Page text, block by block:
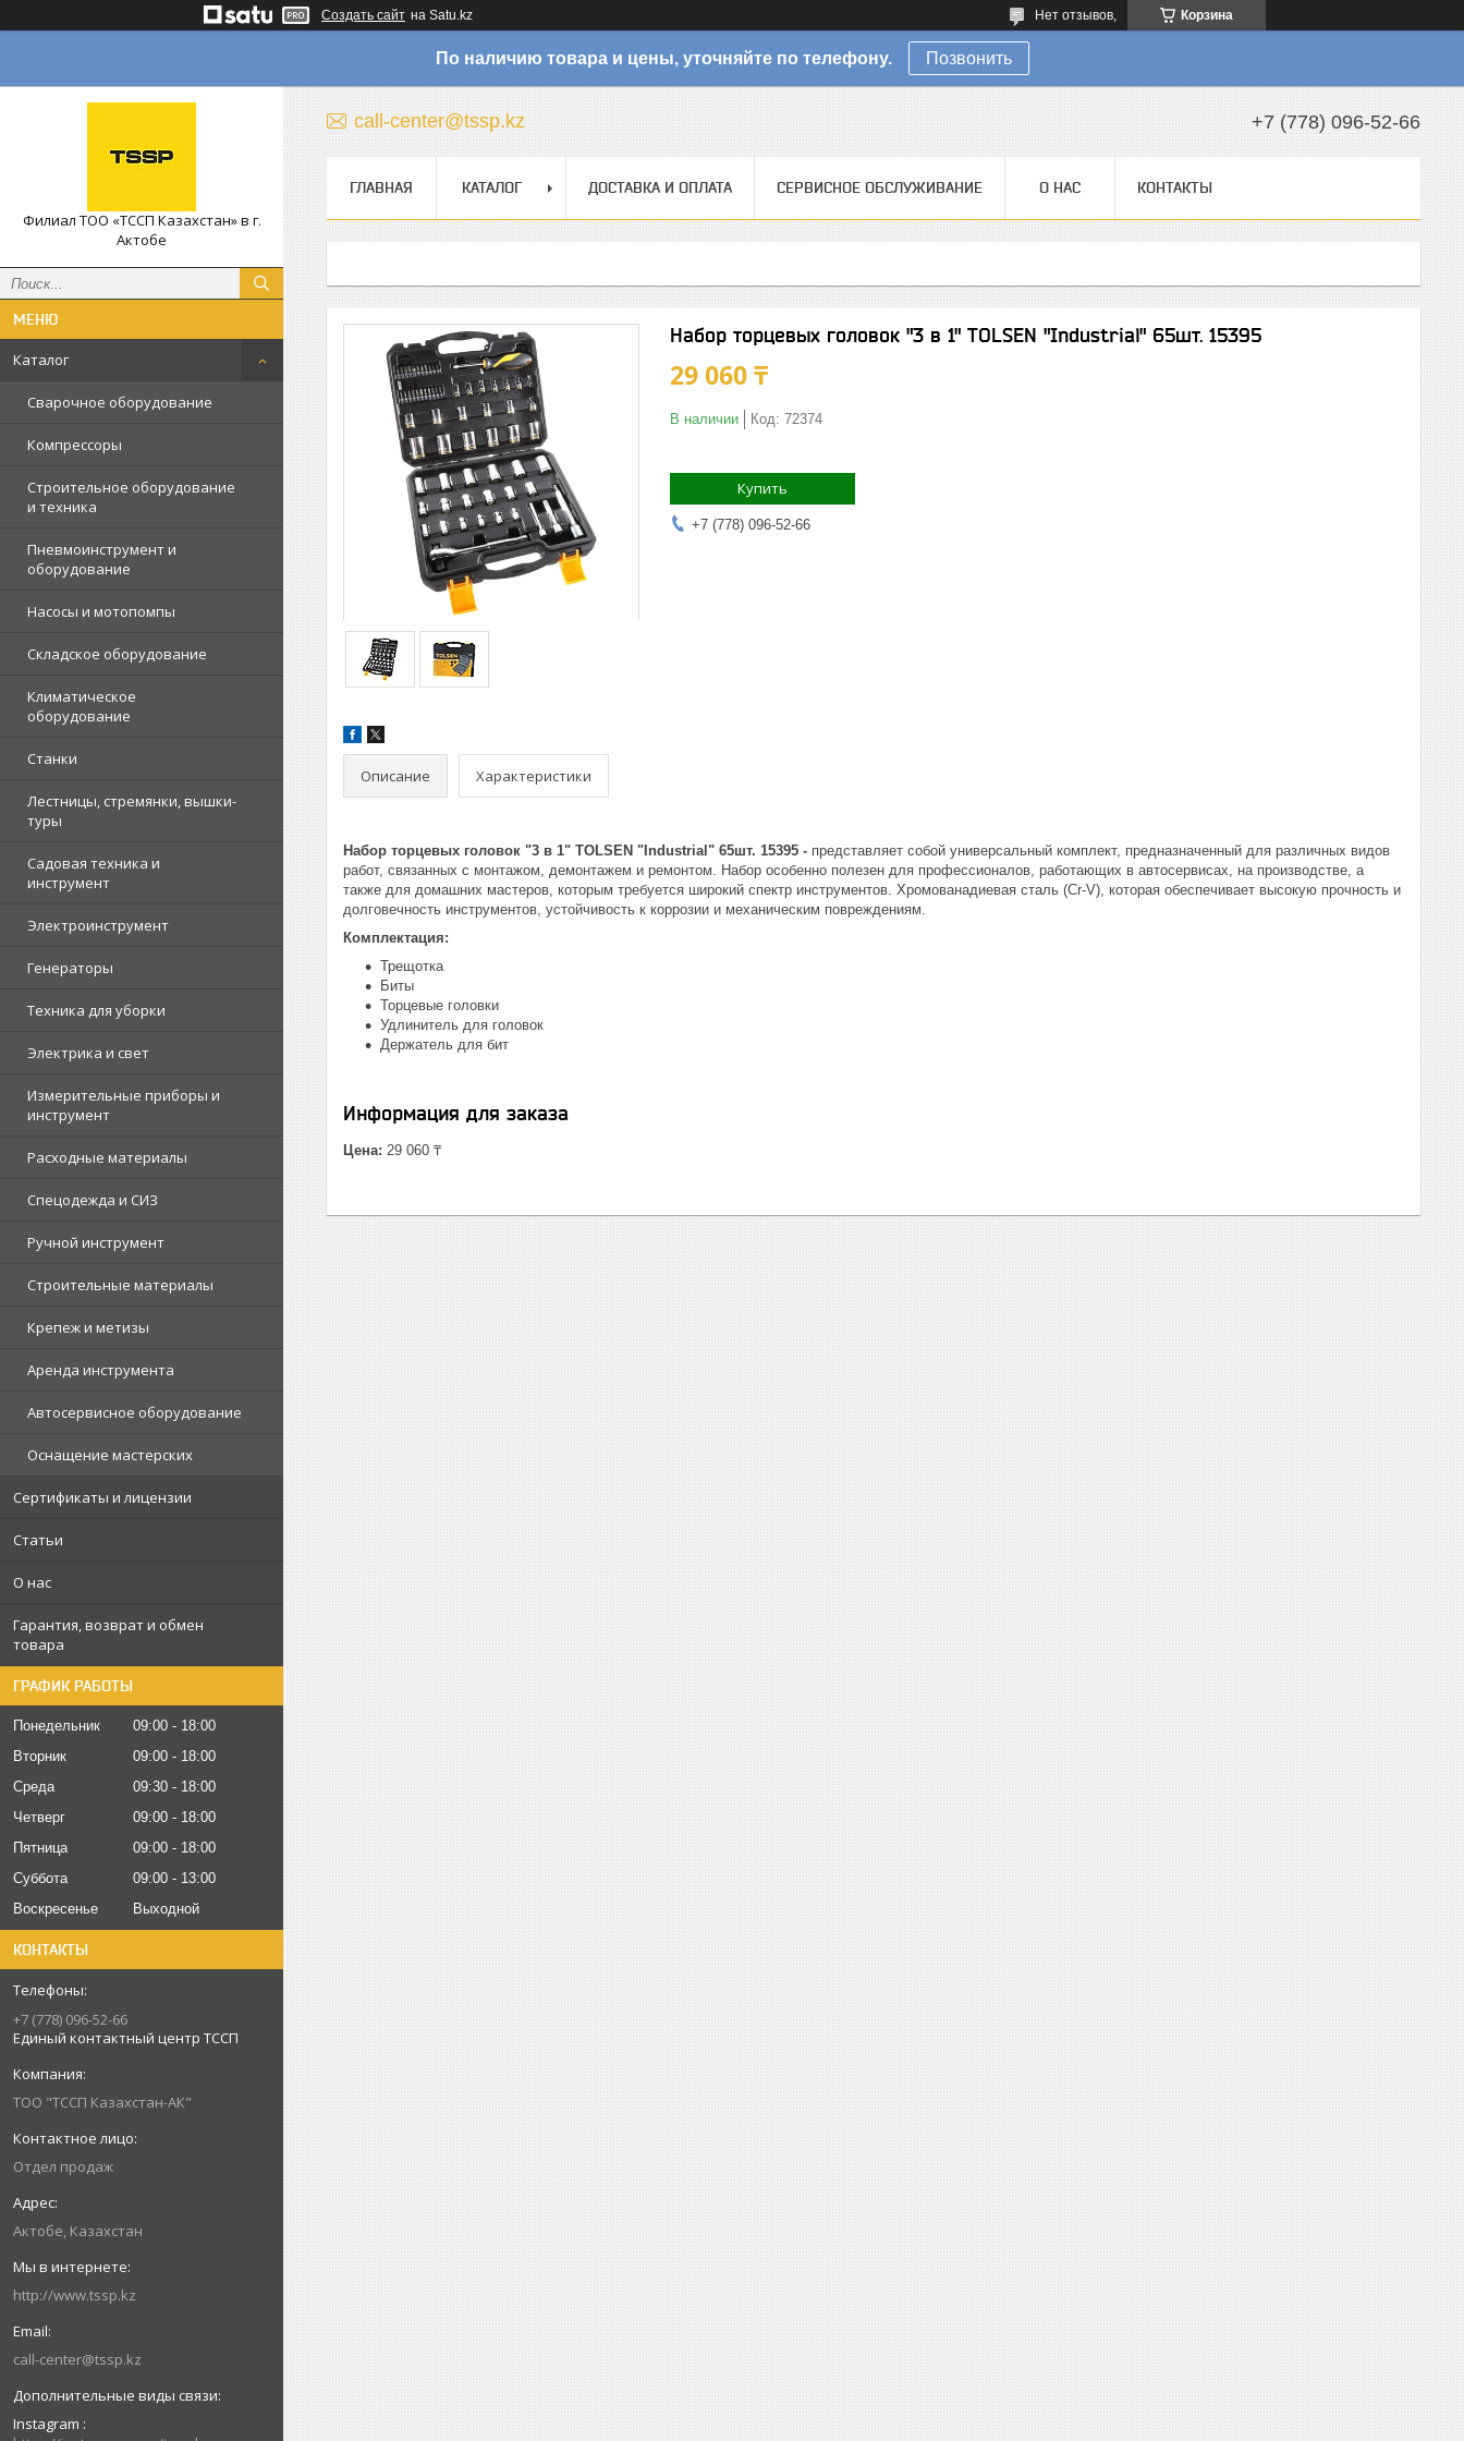
Создать сайт на Satu.kz Корзина
Нет отзывов,
По наличию товара и цены, уточняйте по телефону. Позвонить
Филиал ТОО «ТССП Казахстан» в г.
Актобе
Каталог
Сварочное оборудование
Компрессоры
Строительное оборудование
и техника
Пневмоинструмент и
оборудование
Насосы и мотопомпы
Складское оборудование
Климатическое
оборудование
Станки
Лестницы, стремянки, вышки-
туры
Садовая техника и
инструмент
Электроинструмент
Генераторы
Техника для уборки
Электрика и свет
Измерительные приборы и
инструмент
Расходные материалы
Спецодежда и СИЗ
Ручной инструмент
Строительные материалы
Крепеж и метизы
Аренда инструмента
Автосервисное оборудование
Оснащение мастерских
Сертификаты и лицензии
Статьи
О нас
Гарантия, возврат и обмен
товара
ГРАФИК РАБОТЫ
Понедельник 09:00
18:00
Вторник
09:00
18:00
Среда
09:30
18:00
Четверг
09:00
18:00
Пятница
09:00
18:00
Суббота
09:00
13:00
Воскресенье
Выходной
КОНТАКТЫ
+7 (778) 096-52-66
Единый контактный центр ТССП
ТОО "ТССП Казахстан-АК"
Отдел продаж
Актобе, Казахстан
http://www.tssp.kz
call-center@tssp.kz
Instagram
call-center@tssp.kz +7 (778) 096-52-66
ГЛАВНАЯ КАТАЛОГ ДОСТАВКА И ОПЛАТА СЕРВИСНОЕ ОБСЛУЖИВАНИЕ О НАС КОНТАКТЫ
Набор торцевых головок "3 в 1" TOLSEN "Industrial" 65шт. 15395
29 060 ₸
В наличии Код: 72374
Купить
+7 (778) 096-52-66
Описание Характеристики
Набор торцевых головок "3 в 1" TOLSEN "Industrial" 65шт. 15395 - представляет собой универсальный комплект, предназначенный для различных видов
работ, связанных с монтажом, демонтажем и ремонтом. Набор особенно полезен для профессионалов, работающих в автосервисах, на производстве, а
также для домашних мастеров, которым требуется широкий спектр инструментов. Хромованадиевая сталь (Cr-V), которая обеспечивает высокую прочность и
долговечность инструментов, устойчивость к коррозии и механическим повреждениям.
Комплектация:
Трещотка
Биты
Торцевые головки
Удлинитель для головок
Держатель для бит
Информация для заказа
Цена: 29 060 ₸